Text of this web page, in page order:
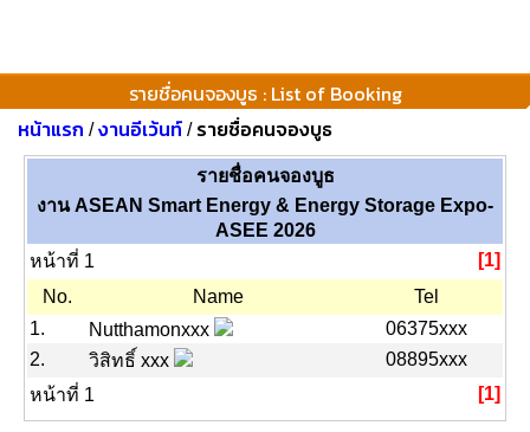
รายชื่อคนจองบูธ : List of Booking
หน้าแรก /งานอีเว้นท์ / รายชื่อคนจองบูธ
รายชื่อคนจองบูธ
งาน ASEAN Smart Energy & Energy Storage Expo-
ASEE 2026
หน้าที่ 1
[1]
No.
Name
Tel
1.
Nutthamonxxx
06375xxx
2.
วิสิทธิ์​ xxx
08895xxx
หน้าที่ 1
[1]